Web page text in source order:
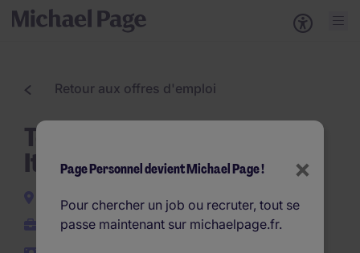
Retour aux offres d'emploi
Technicien de Maintenance
Itinérant SAV H/F
Châteaurenard
CDI
×
Page Personnel devient Michael Page !
Pour chercher un job ou recruter, tout se
passe maintenant sur michaelpage.fr.